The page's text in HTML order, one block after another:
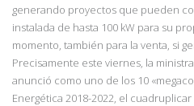
generando proyectos que pueden
instalada de hasta 100 kW para su
momento, también para la venta, si
Precisamente este viernes, la
anunció como uno de los 10
Energética 2018-2022, el